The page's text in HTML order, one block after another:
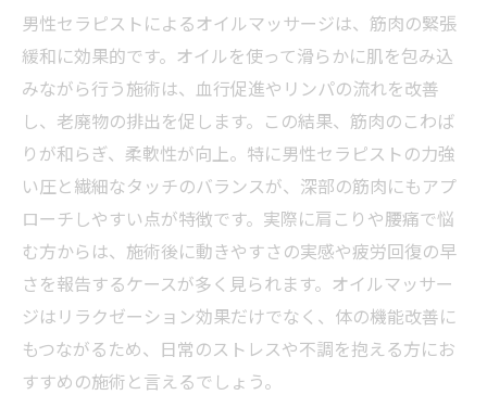
男性セラピストによるオイルマッサージは、筋肉の緊張
緩和に効果的です。オイルを使って滑らかに肌を包み込
みながら行う施術は、血行促進やリンパの流れを改善
し、老廃物の排出を促します。この結果、筋肉のこわば
りが和らぎ、柔軟性が向上。特に男性セラピストの力強
い圧と繊細なタッチのバランスが、深部の筋肉にもアプ
ローチしやすい点が特徴です。実際に肩こりや腰痛で悩
む方からは、施術後に動きやすさの実感や疲労回復の早
さを報告するケースが多く見られます。オイルマッサー
ジはリラクゼーション効果だけでなく、体の機能改善に
もつながるため、日常のストレスや不調を抱える方にお
すすめの施術と言えるでしょう。